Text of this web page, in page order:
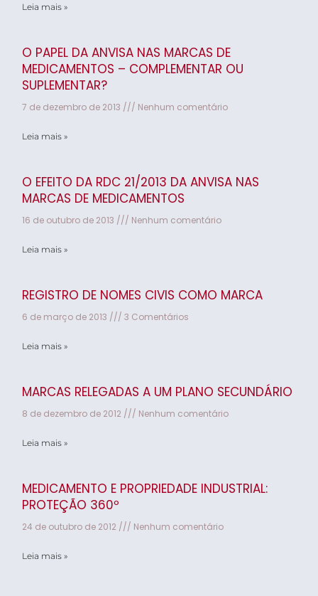
Leia mais »
O PAPEL DA ANVISA NAS MARCAS DE
MEDICAMENTOS – COMPLEMENTAR OU
SUPLEMENTAR?
7 de dezembro de 2013 Nenhum comentário
Leia mais »
O EFEITO DA RDC 21/2013 DA ANVISA NAS
MARCAS DE MEDICAMENTOS
16 de outubro de 2013 Nenhum comentário
Leia mais »
REGISTRO DE NOMES CIVIS COMO MARCA
6 de março de 2013 3 Comentários
Leia mais »
MARCAS RELEGADAS A UM PLANO SECUNDÁRIO
8 de dezembro de 2012 Nenhum comentário
Leia mais »
MEDICAMENTO E PROPRIEDADE INDUSTRIAL:
PROTEÇÃO 360º
24 de outubro de 2012 Nenhum comentário
Leia mais »